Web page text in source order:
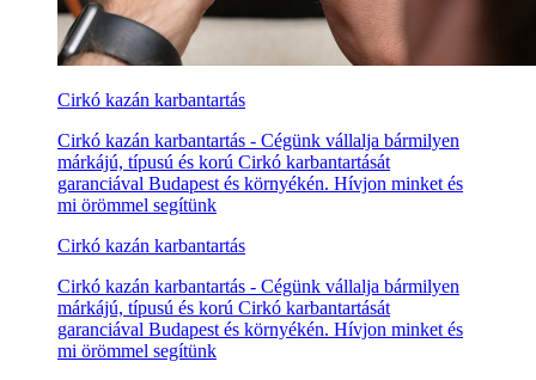
Cirkó kazán karbantartás
Cirkó kazán karbantartás - Cégünk vállalja bármilyen
márkájú, típusú és korú Cirkó karbantartását
garanciával Budapest és környékén. Hívjon minket és
mi örömmel segítünk
Cirkó kazán karbantartás
Cirkó kazán karbantartás - Cégünk vállalja bármilyen
márkájú, típusú és korú Cirkó karbantartását
garanciával Budapest és környékén. Hívjon minket és
mi örömmel segítünk